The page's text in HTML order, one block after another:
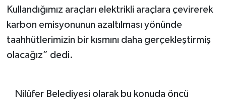
Kullandığımız araçları elektrikli araçlara çevirerek
karbon emisyonunun azaltılması yönünde
taahhütlerimizin bir kısmını daha gerçekleştirmiş
olacağız” dedi.
Nilüfer Belediyesi olarak bu konuda öncü